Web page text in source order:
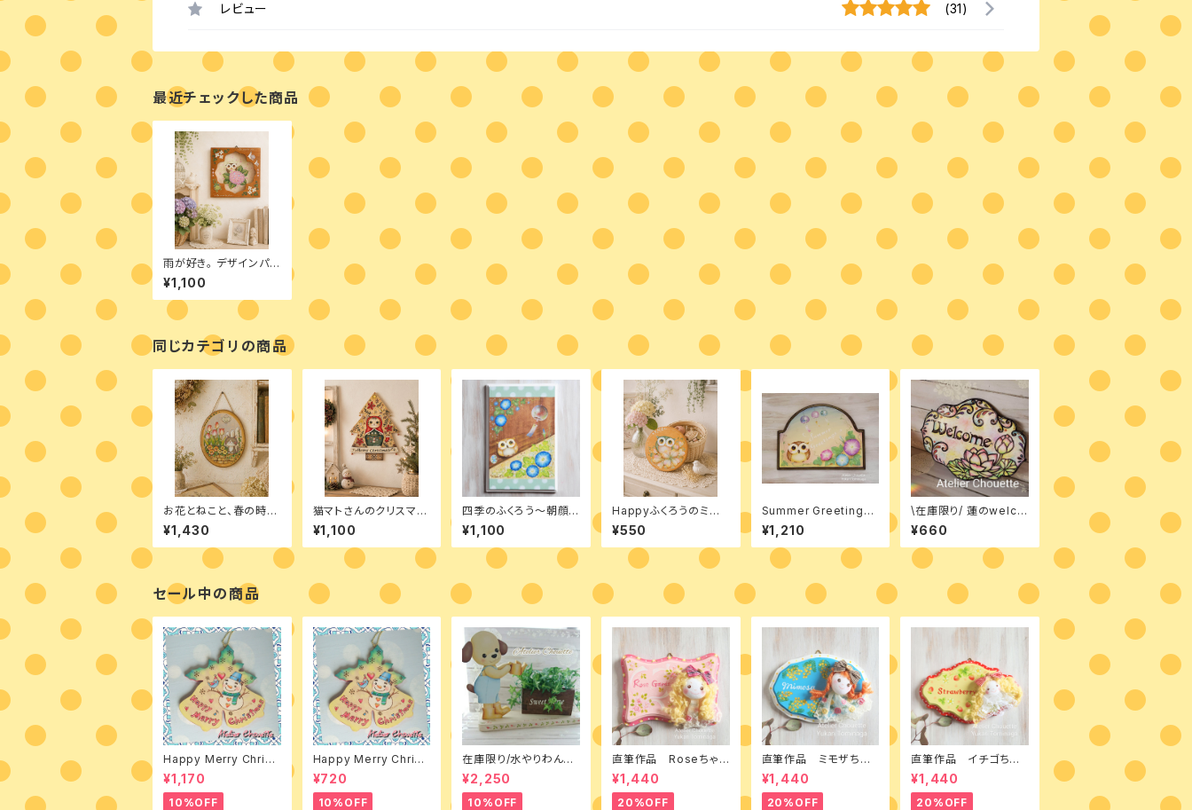
レビュー (31)
最近チェックした商品
雨が好き。 デザインパケ
ット
¥1,100
同じカテゴリの商品
お花とねこと、春の時
間 デザインパケット
¥1,430
猫マトさんのクリスマ
ス デザインパケット
¥1,100
四季のふくろう～朝顔と
風鈴 デザインパケット
¥1,100
Happyふくろうのミニ
バスケット デザインパケ
ット
¥550
Summer Greetings
ふくちゃんからの暑中
見舞い デザインパケッ
ト
¥1,210
\在庫限り/ 蓮のwelco
meボード デザインパケ
ット
¥660
セール中の商品
Happy Merry Christ
mas 素材付きキット
¥1,170
10%OFF
Happy Merry Christ
mas デザインパケット
¥720
10%OFF
在庫限り/水やりわんこ
の鉢置き台 素材付きキ
ット
¥2,250
10%OFF
直筆作品 Roseちゃん
トールペイントとカント
リードールのミニボード
¥1,440
20%OFF
直筆作品 ミモザちゃ
ん トールペイントとカン
トリードールのミニボー
ド
¥1,440
20%OFF
直筆作品 イチゴちゃ
ん トールペイントとカン
トリードールのミニボー
ド
¥1,440
20%OFF